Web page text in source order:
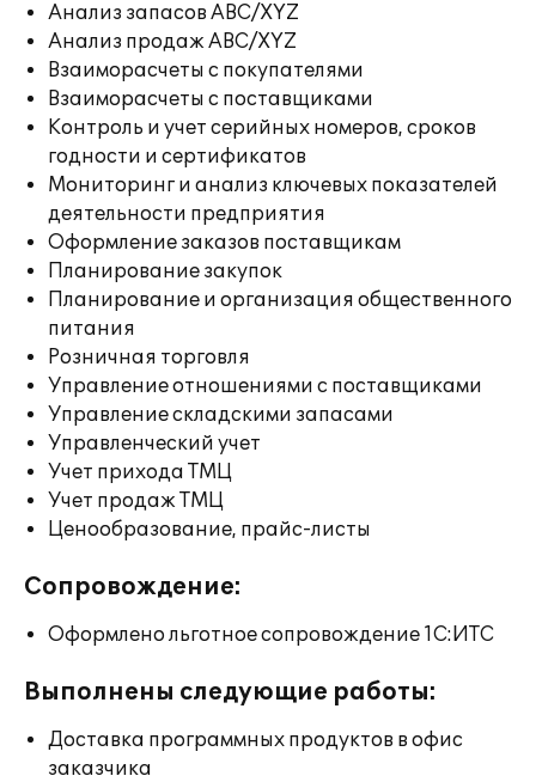
Анализ запасов ABC/XYZ
Анализ продаж ABC/XYZ
Взаиморасчеты с покупателями
Взаиморасчеты с поставщиками
Контроль и учет серийных номеров, сроков
годности и сертификатов
Мониторинг и анализ ключевых показателей
деятельности предприятия
Оформление заказов поставщикам
Планирование закупок
Планирование и организация общественного
питания
Розничная торговля
Управление отношениями с поставщиками
Управление складскими запасами
Управленческий учет
Учет прихода ТМЦ
Учет продаж ТМЦ
Ценообразование, прайс-листы
Сопровождение:
Оформлено льготное сопровождение 1С:ИТС
Выполнены следующие работы:
Доставка программных продуктов в офис
заказчика